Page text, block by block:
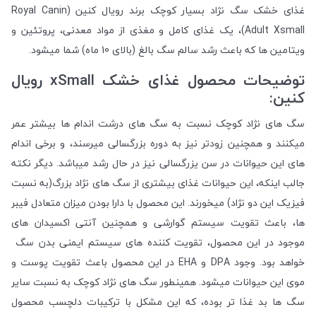
غذای خشک سگ نژاد بسیار کوچک برند رویال کنین (Royal Canin
Adult Xsmall)، یک غذای کامل و مغذی از مواد معدنی، پروتئین و
ویتامین ها که باعث رشد سالم سگ بالغ (بالای 10 ماه) شما میشود.
توضیحات محصول غذای خشک xSmall رویال
کنین:
سگ های نژاد کوچک نسبت به سگ های درشت اندام ها بیشتر عمر
میکنند و همچنین زودتر نیز به دوره بزرگسالی میرسند، و برخی اندام
های این حیوانات در سن یزرگسالی نیز در حال رشد میباشد. دیگر نکته
جالب اینکه، این حیوانات غذای بیشتری از سگ های نژاد بزرگ(به نسبت
فیزیک این دو نژاد) میخورند. این محصول با دارا بودن میزان متعادل فیبر
ها، باعث تقویت سیستم گوارشی و همچنین آنتی اکسیدان های
موجود در این محصول، تقویت کننده های سیستم ایمنی بدن سگ
خواهد بود. وجود DPA و EHA در این محصول باعث تقویت پوست و
موی این حیوانات میشود. همینطور سگ های نژاد کوچک به نسبت سایر
سگ ها بد غذا تر بوده، که این مشکل با ترکیبات دلچسب محصول